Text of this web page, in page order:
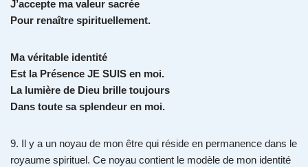
J’accepte ma valeur sacrée
Pour renaître spirituellement.
Ma véritable identité
Est la Présence JE SUIS en moi.
La lumière de Dieu brille toujours
Dans toute sa splendeur en moi.
9. Il y a un noyau de mon être qui réside en permanence dans le
royaume spirituel. Ce noyau contient le modèle de mon identité